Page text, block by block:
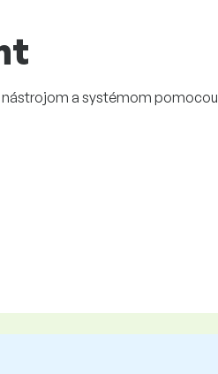
a systémom pomocou